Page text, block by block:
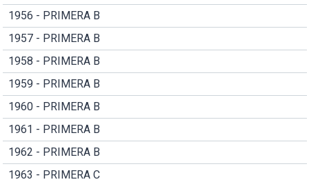
1956 - PRIMERA B
1957 - PRIMERA B
1958 - PRIMERA B
1959 - PRIMERA B
1960 - PRIMERA B
1961 - PRIMERA B
1962 - PRIMERA B
1963 - PRIMERA C